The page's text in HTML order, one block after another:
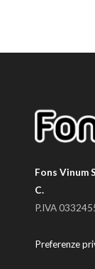
Fons Vinum
C.
P.IVA
Preferenze